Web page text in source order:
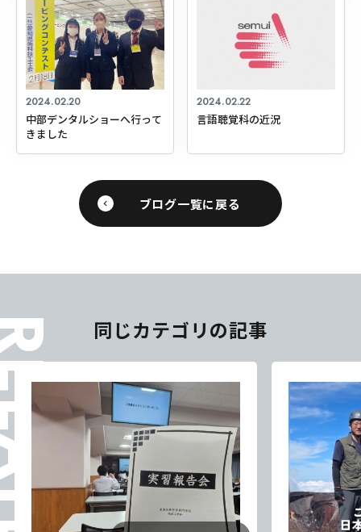
2024.02.20
中部デンタルショーへ行って
きました
2024.02.22
言語聴覚科の近況
ブログ一覧に戻る
同じカテゴリの記事